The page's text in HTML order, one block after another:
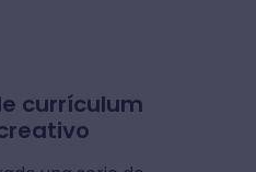
currículum